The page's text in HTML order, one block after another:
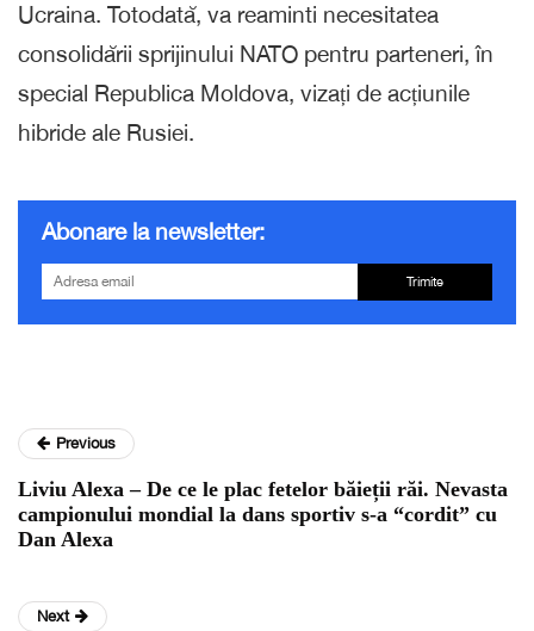
Ucraina. Totodată, va reaminti necesitatea
consolidării sprijinului NATO pentru parteneri, în
special Republica Moldova, vizați de acțiunile
hibride ale Rusiei.
Abonare la newsletter:
Trimite
Previous
Liviu Alexa – De ce le plac fetelor băieții răi. Nevasta
campionului mondial la dans sportiv s-a “cordit” cu
Dan Alexa
Next